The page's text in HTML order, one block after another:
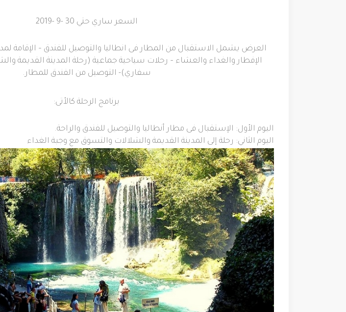
السعر ساري حتي 30 -9 -2019
العرض يشمل الاستقبال من المطار فى انطاليا والتوصيل للفندق – الإقامة
الإفطار والغداء والعشاء – رحلات سياحية جماعية ( رحلة المدينة القديمة
سفاري)- التوصيل من الفندق للمطار .
برنامج الرحلة كالأتى:
اليوم الأول: الإستقبال فى مطار أنطاليا والتوصيل للفندق والراحة.
اليوم الثاني: رحلة إلى المدينة القديمة والشلالات والتسوق مع وجبة الغداء